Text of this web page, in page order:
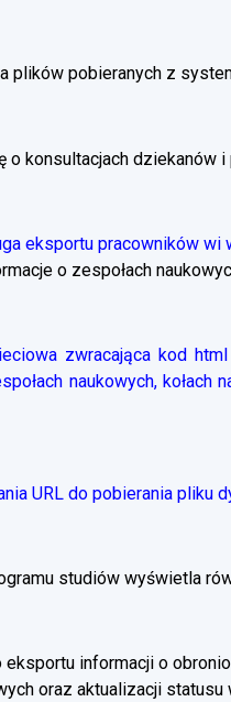
plików pobieranych z
o konsultacjach dziekanów
eksportu pracowników wi
o zespołach
zwracająca kod
naukowych,
URL do pobierania pliku
studiów wyświetla
eksportu informacji o
oraz aktualizacji